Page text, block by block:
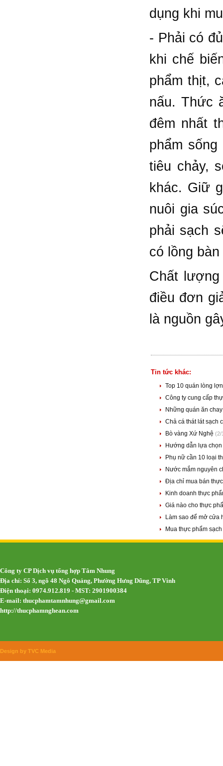
dụng khi
- Phải có
khi chế
phẩm thịt,
nấu. Thức
đêm nhất
phẩm
tiêu chảy,
khác. Giữ
nuôi gia
phải sạch
có lồng
Chất
điều đơn
là nguồn
Tin tức khác:
Top 10 quán lòng
Công ty cung cấp
Những quán ăn
Chả cá thát lát sạch
Bò vàng Xứ Nghệ (2/
Hướng dẫn lựa
Phụ nữ cần 10 loại
Nước mắm nguyên
Địa chỉ mua bán
Kinh doanh thực
Giá nào cho thực
Làm sao để mở cửa
Mua thực phẩm
Công ty CP Dịch vụ tổng hợp Tâm Nhung
Địa chỉ: Số 3, ngõ 48 Ngô Quảng, Phường Hưng Dũng, TP Vinh
Điện thoại: 0974.912.819 - MST: 2901900384
E-mail: thucphamtamnhung@gmail.com
http://thucphamnghean.com
Design by TVC Media